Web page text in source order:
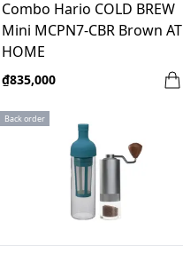
Combo Hario COLD BREW
Mini MCPN7-CBR Brown AT
HOME
₫835,000
Back order